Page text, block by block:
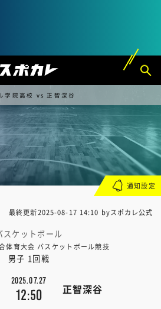
学院高校 vs 正智深谷
最終更新2025-08-17 14:10 byスポカレ公式
スケットボール
体育大会 バスケットボール競技
男子 1回戦
2025.07.27
12:50 正智深谷
通知設定